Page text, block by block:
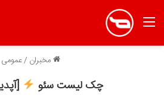
منو
مخبران /عمومی
چک لیست سئو